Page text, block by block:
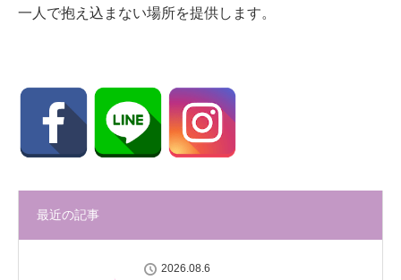
一人で抱え込まない場所を提供します。
最近の記事
2026.08.6